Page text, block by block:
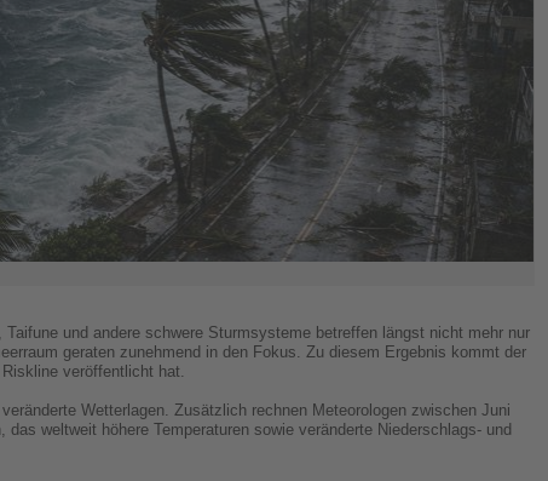
und andere schwere Sturmsysteme betreffen längst nicht mehr nur
geraten zunehmend in den Fokus. Zu diesem Ergebnis kommt der
veröffentlicht hat.
Wetterlagen. Zusätzlich rechnen Meteorologen zwischen Juni
weltweit höhere Temperaturen sowie veränderte Niederschlags- und